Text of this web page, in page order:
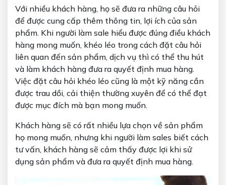
Với nhiều khách hàng, họ sẽ đưa ra những câu hỏi
để được cung cấp thêm thông tin, lợi ích của sản
phẩm. Khi người làm sale hiểu được đúng điều khách
hàng mong muốn, khéo léo trong cách đặt câu hỏi
liên quan đến sản phẩm, dịch vụ thì có thể thu hút
và làm khách hàng đưa ra quyết định mua hàng.
Việc đặt câu hỏi khéo léo cũng là một kỹ năng cần
được trau dồi, cải thiện thường xuyên để có thể đạt
được mục đích mà bạn mong muốn.
Khách hàng sẽ có rất nhiều lựa chọn về sản phẩm
họ mong muốn, nhưng khi người làm sales biết cách
tư vấn, khách hàng sẽ cảm thấy được lợi khi sử
dụng sản phẩm và đưa ra quyết định mua hàng.